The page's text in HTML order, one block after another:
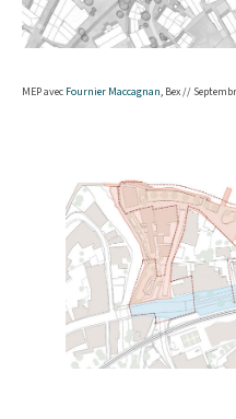
MEP avec Fournier Maccagnan, Bex //